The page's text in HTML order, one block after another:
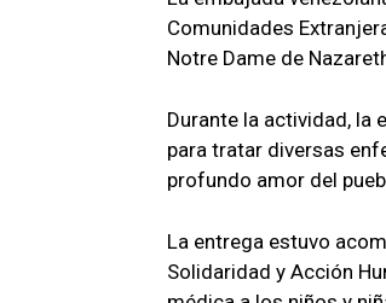
Comunidades
Notre Dame de
Durante la actividad, la
para tratar diversas
profundo amor del
La entrega estuvo
Solidaridad y Acción